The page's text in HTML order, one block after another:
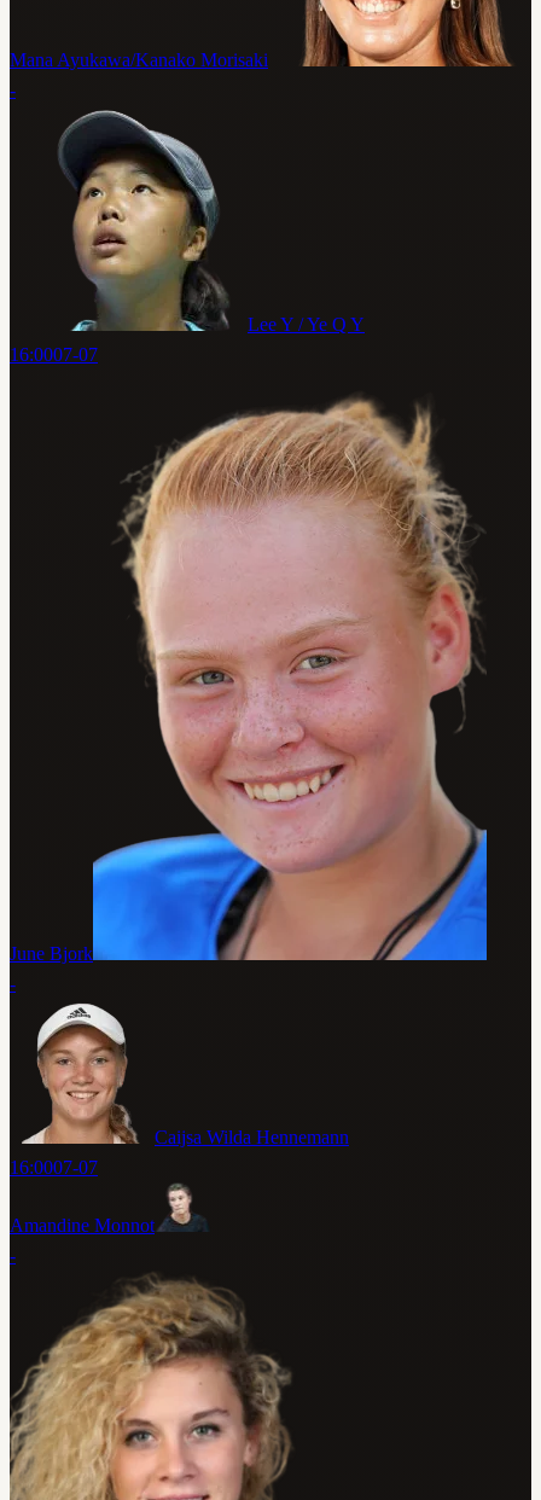
Mana Ayukawa/Kanako Morisaki
-
Lee Y / Ye Q Y
16:0007-07
June Bjork
-
Caijsa Wilda Hennemann
16:0007-07
Amandine Monnot
-